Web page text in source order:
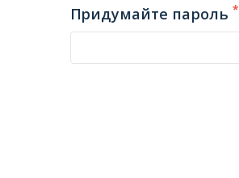
Придумайте пароль*